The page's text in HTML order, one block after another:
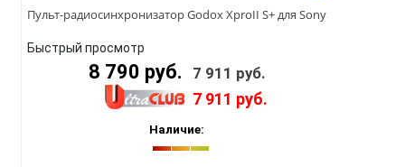
Пульт-радиосинхронизатор Godox XproII S+ для Sony
Быстрый просмотр
8 790 руб. 7 911 руб.
7 911 руб.
Наличие: